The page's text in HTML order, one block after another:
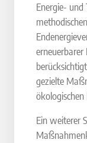
Energie- und
erneuerbarer
gezielte
Ein weiterer